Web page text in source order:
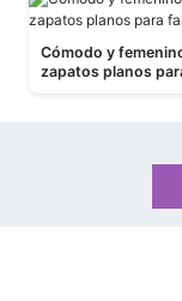
Cómodo y
zapatos planos